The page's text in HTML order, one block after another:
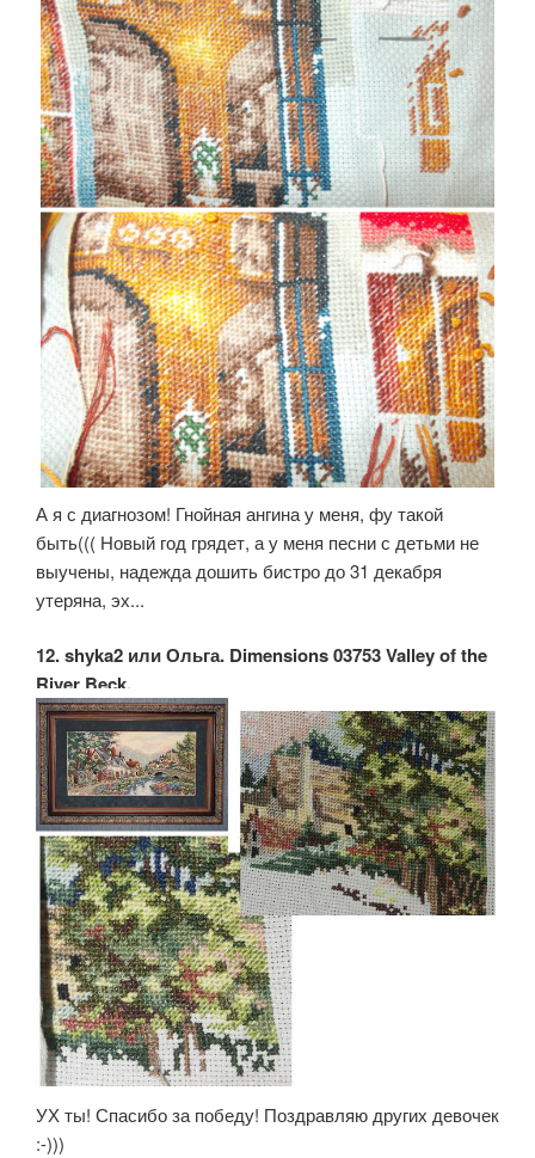
А я с диагнозом! Гнойная ангина у меня, фу такой
быть((( Новый год грядет, а у меня песни с детьми не
выучены, надежда дошить бистро до 31 декабря
утеряна, эх...
12. shyka2 или Ольга. Dimensions 03753 Valley of the
River Beck.
УХ ты! Спасибо за победу! Поздравляю других девочек
:-)))